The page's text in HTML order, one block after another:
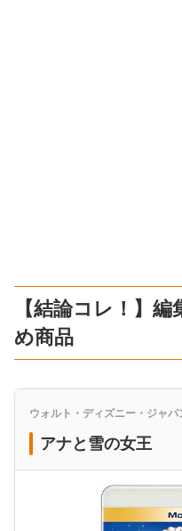
【結論コレ！】
め商品
ウォルト・ディズニー・ジャパ
アナと雪の女王